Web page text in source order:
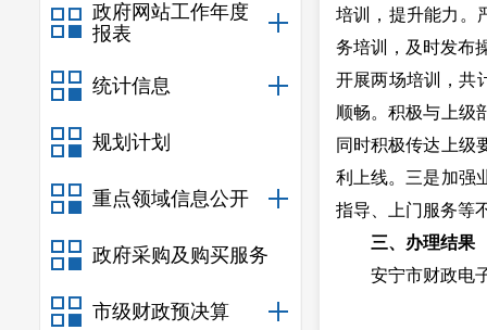
政府网站工作年度
报表
统计信息
规划计划
重点领域信息公开
政府采购及购买服务
市级财政预决算
培训，提升能力。
务培训，及时发布
开展两场培训，共
顺畅。积极与上级
同时积极传达上级
利上线。三是加强
指导、上门服务等
三、办理结果
安宁市财政电子